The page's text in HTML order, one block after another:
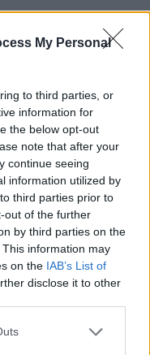
My Personal
to third parties, or
information for
the below opt-out
note that after your
continue seeing
information utilized by
third parties prior to
out of the further
by third parties on the
This information may
on the IAB’s List of
disclose it to other
τη σιωπή